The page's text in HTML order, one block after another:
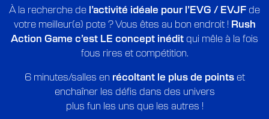
À la recherche de l’activité idéale pour l’EVG / EVJF de
votre meilleur(e) pote ? Vous êtes au bon endroit ! Rush
Action Game c’est LE concept inédit qui mêle à la fois
fous rires et compétition.
6 minutes/salles en récoltant le plus de pointset
enchaîner les défis dans des univers
plus fun les uns que les autres !